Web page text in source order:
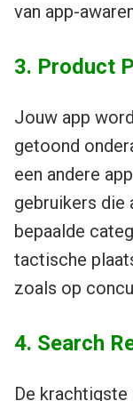
van app-
3. Product
Jouw app
getoond
een andere
gebruikers die
bepaalde
tactische
zoals op
4. Search
De